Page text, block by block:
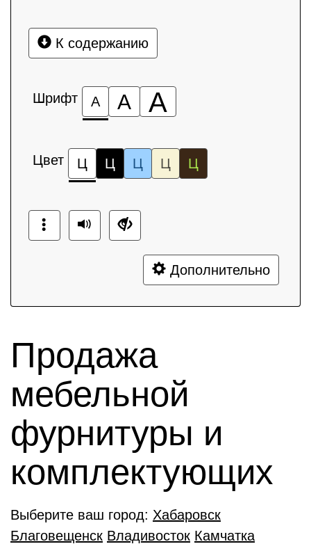
К содержанию
Шрифт А А А
Цвет Ц Ц Ц Ц Ц
Дополнительно
Продажа
мебельной
фурнитуры и
комплектующиx
Выберите ваш город: Хабаровск
Благовещенск Владивосток Камчатка